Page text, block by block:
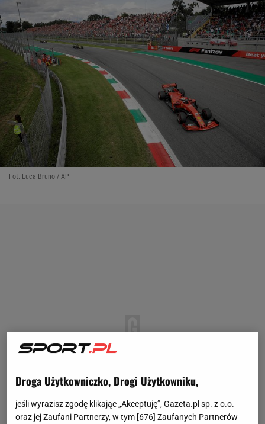
Fot. Luca Bruno / AP
Droga Użytkowniczko, Drogi Użytkowniku,
jeśli wyrazisz zgodę klikając „Akceptuję”, Gazeta.pl sp. z o.o.
oraz jej Zaufani Partnerzy, w tym [676] Zaufanych Partnerów